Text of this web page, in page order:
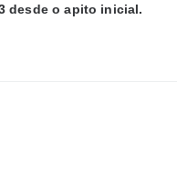
desde o apito inicial.